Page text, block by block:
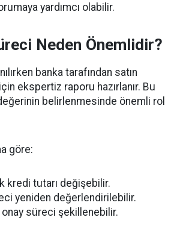
yardımcı olabilir.
Neden Önemlidir?
banka tarafından satın
ekspertiz raporu hazırlanır. Bu
belirlenmesinde önemli rol
göre:
kredi tutarı değişebilir.
yeniden değerlendirilebilir.
onay süreci şekillenebilir.